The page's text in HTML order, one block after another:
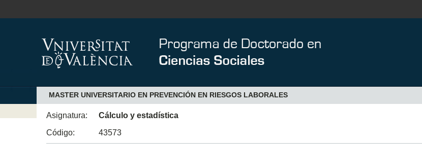
MASTER UNIVERSITARIO EN PREVENCIÓN EN RIESGOS LABORALES
Asignatura:
Cálculo y estadística
Código:
43573